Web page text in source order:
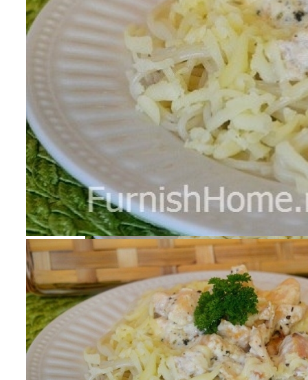
Разбираемся, Какие Виды Проклятий
Соседи Могут Применить К Вашему
Дому
Маникюр С Разноцветными
Стрелочками
РЕЦЕПТЫ
Паста С Семгой В Сливочном Соусе